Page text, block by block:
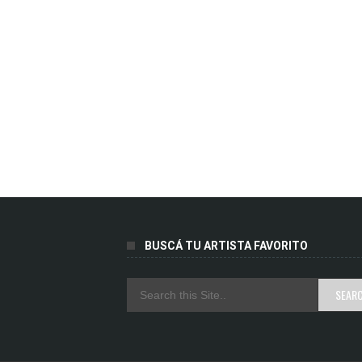
BUSCÁ TU ARTISTA FAVORITO